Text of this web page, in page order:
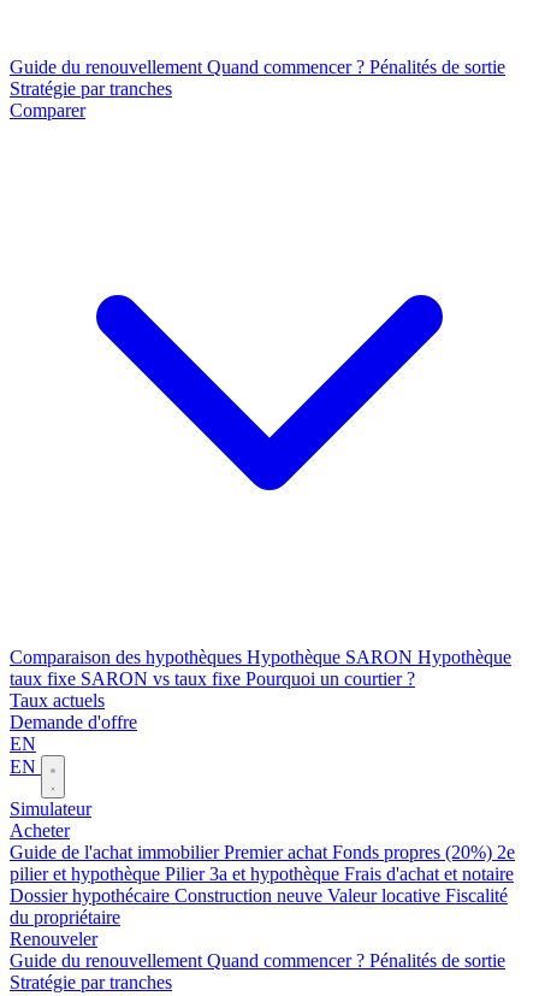
Guide du renouvellement Quand commencer ? Pénalités de sortie
Stratégie par tranches
Comparer
Comparaison des hypothèques Hypothèque SARON Hypothèque
taux fixe SARON vs taux fixe Pourquoi un courtier ?
Taux actuels
Demande d'offre
EN
EN
Simulateur
Acheter
Guide de l'achat immobilierPremier achat Fonds propres (20%) 2e
pilier et hypothèque Pilier 3a et hypothèque Frais d'achat et notaire
Dossier hypothécaire Construction neuve Valeur locative Fiscalité
du propriétaire
Renouveler
Guide du renouvellement Quand commencer ? Pénalités de sortie
Stratégie par tranches